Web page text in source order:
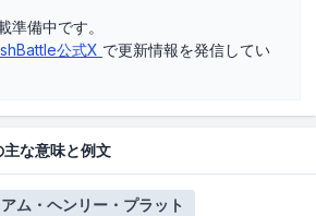
準備中です。
公式X で更新情報を発信してい
な意味と例文
ム・ヘンリー・プラット